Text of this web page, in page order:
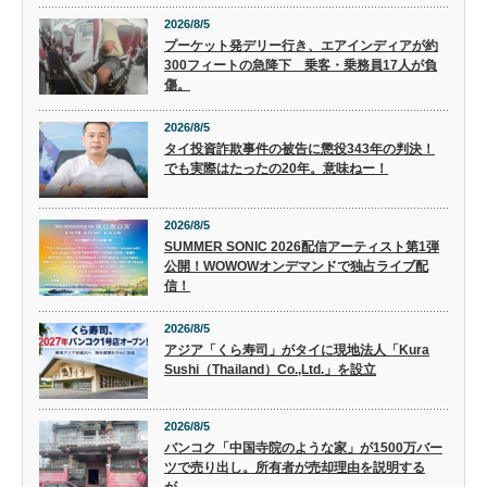
2026/8/5
プーケット発デリー行き、エアインディアが約
300フィートの急降下 乗客・乗務員17人が負
傷。
2026/8/5
タイ投資詐欺事件の被告に懲役343年の判決！
でも実際はたったの20年。意味ねー！
2026/8/5
SUMMER SONIC 2026配信アーティスト第1弾
公開！WOWOWオンデマンドで独占ライブ配
信！
2026/8/5
アジア「くら寿司」がタイに現地法人「Kura
Sushi（Thailand）Co.,Ltd.」を設立
2026/8/5
バンコク「中国寺院のような家」が1500万バー
ツで売り出し。所有者が売却理由を説明する